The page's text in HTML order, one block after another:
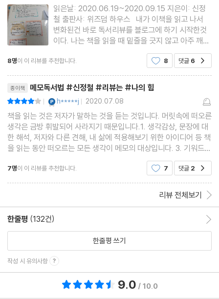
쓰는 사람의 마음에는 물음표가 있다
나를 위한 서평 쓰기
잘게 쪼개면 글쓰기가 쉬워진다
메모 독서를 활용한 글쓰기 4단계
지금 내가 쓰는 글이 미래의 나를 만든다
week 5 메모 독서로 글쓰기
6장 | 읽는 사람에서 쓰는 사람이 되는 메모 독서 습관
매일 읽는 사람으로 거듭나는 전략
책을 소화하는 능력을 키워주는 발제 준비
week 6 메모 독서 습관 만들기
7장 | 메모 독서는 생각을 만들고, 생각은 삶을 바꾼다
나를 소개하는 세 가지 키워드
독서, 경계를 확장하는 최고의 방법
읽은날: 2020.06.19~2020.09.15 지은이: 신정
철 출판사: 위즈덤 하우스 내가 이책을 읽고 나서
변화된건 바로 독서리뷰를 블로그에 하기 시작한것
이다. 나는 책을 읽을 때 밑줄을 긋지 않고 아주 깨끗
하게 읽는다. 책을 읽으면서 마음에 와 닿는 문장은
플래그로 표시해 놓고 다 읽고 난 후 독서 노트에 옮
단히 3-5줄정도로만 적
8명이 이 리뷰를 추천합니다. 8 댓글 6
종이책 메모독서법 #신정철 #리뷰는 #나의 힘
| h*****j | 2020.07.08
책을 읽는 것은 저자가 말하는 것을 듣는 것입니다. 머릿속에 떠오른
생각은 금방 휘발되어 사라지기 때문입니다.1. 생각감상, 문장에 대
한 해석, 저자와 다른 견해, 내 삶에 적용해보기 위한 아이디어 등 책
을 읽는 동안 떠오르는 모든 생각이 메모의 대상입니다. 3. 기워드책
의 키워드를 메모하고, 해당 페이지 번호를 적는 방법도 있습니다.
해당 책이 어떤 내용인지 쉽게 파악할 수
7명이 이 리뷰를 추천합니다. 7 댓글 2
리뷰 전체보기
한줄평 (132건)
한줄평 쓰기
작성 시 유의사항
9.0 / 10.0